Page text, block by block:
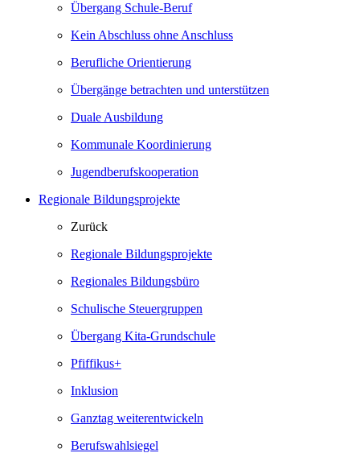
Übergang Schule-Beruf
Kein Abschluss ohne Anschluss
Berufliche Orientierung
Übergänge betrachten und unterstützen
Duale Ausbildung
Kommunale Koordinierung
Jugendberufskooperation
Regionale Bildungsprojekte
Zurück
Regionale Bildungsprojekte
Regionales Bildungsbüro
Schulische Steuergruppen
Übergang Kita-Grundschule
Pfiffikus+
Inklusion
Ganztag weiterentwickeln
Berufswahlsiegel